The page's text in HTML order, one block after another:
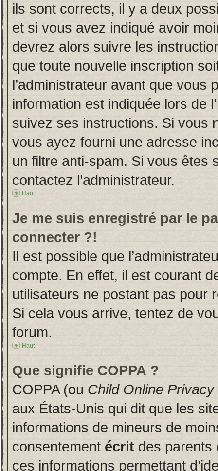
ils sont corrects, il y a deux
et si vous avez indiqué avoir
devrez alors suivre les
que toute nouvelle inscription
l’administrateur avant que vous
information est indiquée lors de
suivez ses instructions. Si vous
vous ayez fourni une adresse
un filtre anti-spam. Si vous êtes
contactez l’administrateur.
Haut
Je me suis enregistré par le
connecter ?!
Il est possible que
compte. En effet, il est courant
utilisateurs ne postant pas pour
Si cela vous arrive, tentez de
forum.
Haut
Que signifie COPPA ?
COPPA (ou Child Online
aux États-Unis qui dit que les
informations de mineurs de
consentement écrit des parents
ces informations permettant